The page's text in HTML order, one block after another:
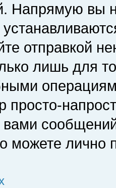
Напрямую вы
отправкой
лишь для
просто-
можете лично